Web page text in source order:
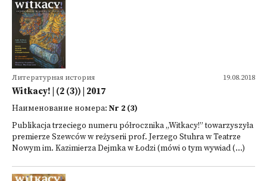
19.08.2018
Литературная история
Witkacy! | (2 (3)) | 2017
Наименование номера: Nr 2 (3)
Publikacja trzeciego numeru półrocznika „Witkacy!” towarzyszyła
premierze Szewców w reżyserii prof. Jerzego Stuhra w Teatrze
Nowym im. Kazimierza Dejmka w Łodzi (mówi o tym wywiad (...)